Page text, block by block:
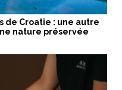
de Croatie : une autre
nature préservée